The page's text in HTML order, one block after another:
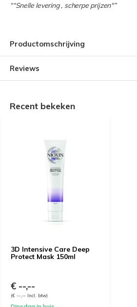
““Snelle levering , scherpe prijzen"”
Productomschrijving
Reviews
Recent bekeken
3D Intensive Care Deep
Protect Mask 150ml
€ --,--
(€ --,-- Incl. btw)